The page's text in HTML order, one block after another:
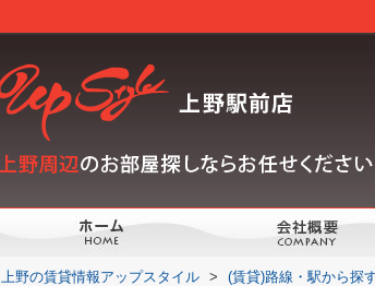
上野の賃貸情報アップスタイル > (賃貸)路線・駅から探